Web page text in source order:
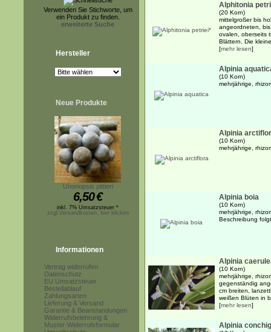
Verwenden Sie Stichworte, um
ein Produkt zu finden.
erweiterte Suche
Hersteller
Neue Produkte
Unonopsis pittieri
6,50€
inkl. 7% Umsatzsteuer *
zzgl.Versandkosten, hier klicken
Informationen
Vertrag widerrufen
Datenschutz
EU Umsatzsteuer
Bestellablauf
Zahlungsarten
Lieferung & Versand
Garantie & Beanstandungen
Widerrufsbelehrung &
Muster-Widerrufsformular
Alphitonia
(20 Korn)
mittelgroßer bis
angeordneten,
ovalen, oberseits
Blättern. Die
[mehr lesen]
Alpinia
(10 Korn)
mehrjährige,
Alpinia
(10 Korn)
mehrjährige,
Alpinia boia
(10 Korn)
mehrjährige,
Beschreibung folgt
Alpinia
(10 Korn)
mehrjährige,
gegenständig
cm breiten,
weißen Blüten in
[mehr lesen]
Alpinia